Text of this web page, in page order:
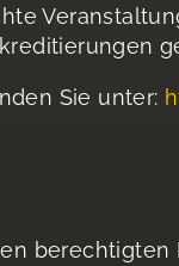
Sie unter: